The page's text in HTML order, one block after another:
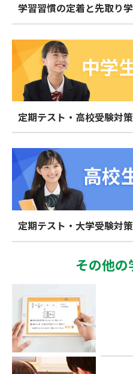
学習習慣の定着と先取り
定期テスト・高校受験対策
定期テスト・大学受験対策
その他の